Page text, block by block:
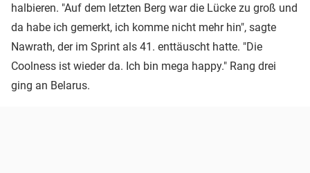
halbieren. "Auf dem letzten Berg war die Lücke zu groß und
da habe ich gemerkt, ich komme nicht mehr hin", sagte
Nawrath, der im Sprint als 41. enttäuscht hatte. "Die
Coolness ist wieder da. Ich bin mega happy." Rang drei
ging an Belarus.